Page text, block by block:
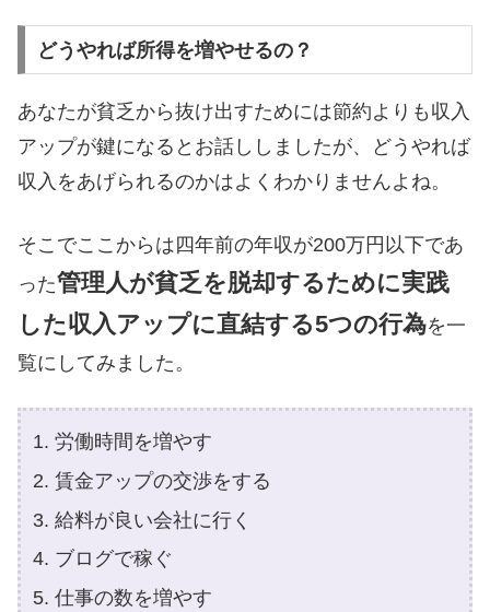
どうやれば所得を増やせるの？
あなたが貧乏から抜け出すためには節約よりも収入
アップが鍵になるとお話ししましたが、どうやれば
収入をあげられるのかはよくわかりませんよね。
そこでここからは四年前の年収が200万円以下であ
った管理人が貧乏を脱却するために実践
した収入アップに直結する5つの行為を一
覧にしてみました。
労働時間を増やす
賃金アップの交渉をする
給料が良い会社に行く
ブログで稼ぐ
仕事の数を増やす